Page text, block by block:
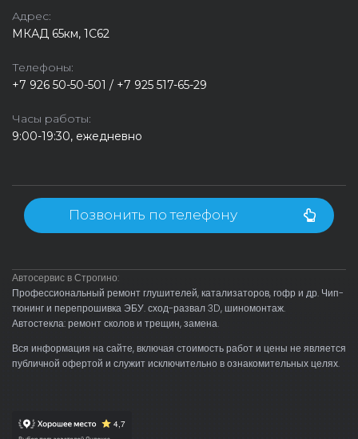
Адрес:
МКАД 65км, 1С62
Телефоны:
+7 926 50-50-501 / +7 925 517-65-29
Часы работы:
9:00-19:30, ежедневно
Позвонить по телефону
Автосервис в Строгино:
Профессиональный ремонт глушителей, катализаторов, гофр и др. Чип-
тюнинг и перепрошивка ЭБУ. сход-развал 3D, шиномонтаж.
Автостекла: ремонт сколов и трещин, замена.
Вся информация на сайте, включая стоимость работ и цены не является
публичной офертой и служит исключительно в ознакомительных целях.